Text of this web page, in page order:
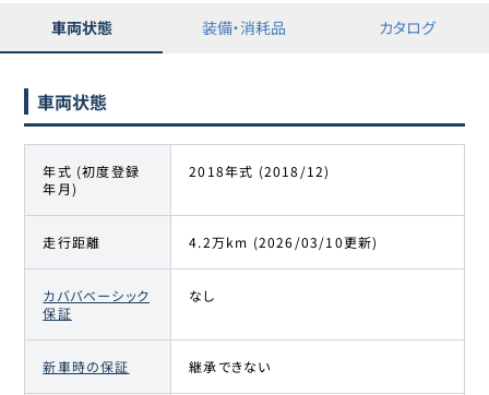
車両状態 装備・消耗品 カタログ
車両状態
年式 (初度登録
年月)
2018年式 (2018/12)
走行距離 4.2万km (2026/03/10更新)
カババベーシック
保証
なし
新車時の保証 継承できない